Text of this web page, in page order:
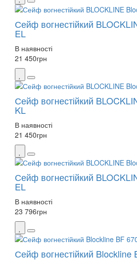
Сейф вогнестійкий
EL
В наявності
21 450грн
Сейф вогнестійкий
KL
В наявності
21 450грн
Сейф вогнестійкий
EL
В наявності
23 796грн
Сейф вогнестійкий Blockline